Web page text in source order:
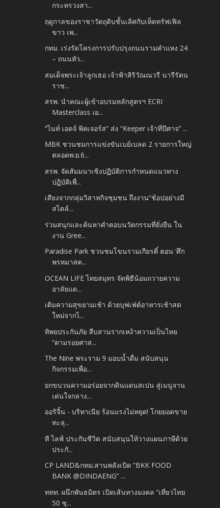
กระทรวงสา...
ฤดูกาลของราชาวัตถุดิบชั้นเลิศกับเห็ดทรัฟเฟิล
ขาว เพ...
กทม. เร่งรัดโครงการปรับปรุงถนนรามคำแหง 24
– ถนนหัว...
สมเด็จพระเจ้าลูกเธอ เจ้าฟ้าสิริวัณณวรี นารีรัตน
ราช...
สรพ. นำคณะผู้เข้าอบรมหลักสูตรฯ ECRI
Masterclass เย...
“ไนท์ เอดจ์ พิคเจอร์ส” ส่ง “Keeper เจ้าที่ปีศาจ” ...
MBK ชวนชมการแข่งขันเบย์เบลด 2 รายการใหญ่
ตลอดพ.ย.6...
สรพ. จัดสัมมนาเชิงปฏิบัติการกำหนดแนวทาง
ปฏิบัติเพื่...
เสียงจากกลุ่มวิสาหกิจชุมชน ถึงงาน“ช้อปอย่างมี
สไตล์...
ร่วมสนุกและค้นหาคำตอบนวัตกรรมที่ยั่งยืน ใน
งาน Gree...
Paradise Park ชวนชมโขนรามเกียรติ์ ตอน ‘ศึก
พรหมาสต...
OCEAN LIFE ไทยสมุทร จัดพิธีน้อมถวายความ
อาลัยแด...
เติมความสุขยามเช้า ด้วยบุฟเฟ่ต์อาหารเช้าสด
ใหม่จากไ...
ทิพยประกันภัย สืบสานรากเหง้าความเป็นไทย
“ตามรอยศาส...
The Nine พระราม 9 มอบน้ำดื่ม สนับสนุน
กิจกรรมเพื่อ...
ยกขบวนความอร่อยจากดินแดนสเปน สู่เมนูจาน
เด่นใจกลาง...
ออริจิ้น - บริทาเนีย ร้อนแรงไม่หยุด! โกยยอดขาย
ทะลุ...
ที ไลฟ์ ประกันชีวิต สนับสนุนให้วางแผนภาษีด้วย
ประกั...
CP LAND&กทม.สานพลังเปิด “BKK FOOD
BANK @DINDAENG” ...
ททท. ผนึกพันธมิตร เปิดเส้นทางมงคล “เที่ยวไทย
50 ชุ...